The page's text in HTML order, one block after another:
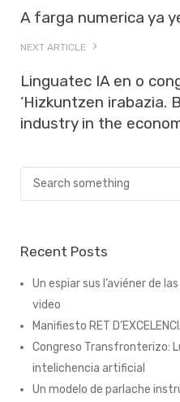
A farga numerica ya
NEXT ARTICLE
Linguatec IA en o
‘Hizkuntzen irabazia.
industry in the
Recent Posts
Un espiar sus l’aviéner de
video
Manifiesto RET
Congreso Transfronterizo:
intelichencia artificial
Un modelo de parlache